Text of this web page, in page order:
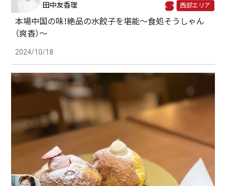
田中友香理 西部エリア
本場中国の味！絶品の水餃子を堪能〜食処そうしゃん
（爽香）〜
2024/10/18